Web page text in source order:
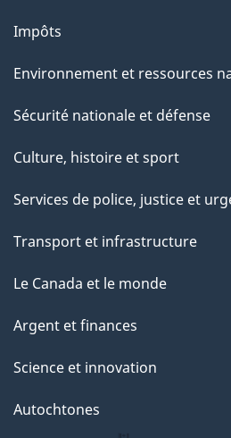
Impôts
Environnement et ressources
Sécurité nationale et défense
Culture, histoire et sport
Services de police, justice et
Transport et infrastructure
Le Canada et le monde
Argent et finances
Science et innovation
Autochtones